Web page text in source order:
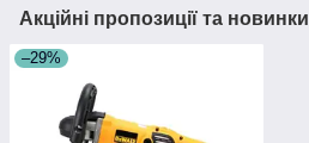
Акційні пропозиції та новинки
–29%